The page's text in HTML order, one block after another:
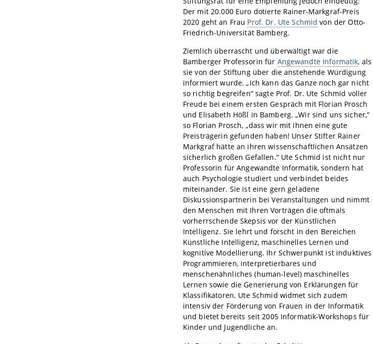
Der mit 20.000 Euro dotierte Rainer-Markgraf-Preis
2020 geht an Frau Prof. Dr. Ute Schmid von der Otto-
Friedrich-Universität Bamberg.
Ziemlich überrascht und überwältigt war die
Bamberger Professorin für Angewandte Informatik, als
sie von der Stiftung über die anstehende Würdigung
informiert wurde. „Ich kann das Ganze noch gar nicht
so richtig begreifen“ sagte Prof. Dr. Ute Schmid voller
Freude bei einem ersten Gespräch mit Florian Prosch
und Elisabeth Hößl in Bamberg. „Wir sind uns sicher,“
so Florian Prosch, „dass wir mit Ihnen eine gute
Preisträgerin gefunden haben! Unser Stifter Rainer
Markgraf hätte an ihren wissenschaftlichen Ansätzen
sicherlich großen Gefallen.“ Ute Schmid ist nicht nur
Professorin für Angewandte Informatik, sondern hat
auch Psychologie studiert und verbindet beides
miteinander. Sie ist eine gern geladene
Diskussionspartnerin bei Veranstaltungen und nimmt
den Menschen mit Ihren Vorträgen die oftmals
vorherrschende Skepsis vor der Künstlichen
Intelligenz. Sie lehrt und forscht in den Bereichen
Künstliche Intelligenz, maschinelles Lernen und
kognitive Modellierung. Ihr Schwerpunkt ist induktives
Programmieren, interpretierbares und
menschenähnliches (human-level) maschinelles
Lernen sowie die Generierung von Erklärungen für
Klassifikatoren. Ute Schmid widmet sich zudem
intensiv der Förderung von Frauen in der Informatik
und bietet bereits seit 2005 Informatik-Workshops für
Kinder und Jugendliche an.